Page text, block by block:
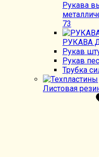
Рукава
73
РУКАВА
Рукав
Рукав
Трубка
Листовая